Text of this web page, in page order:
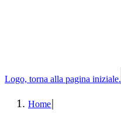
Logo, torna alla pagina iniziale.
Home|